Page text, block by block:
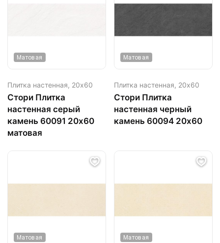
Матовая
Плитка настенная, 20х60
Стори Плитка
настенная серый
камень 60091 20х60
матовая
Матовая
Плитка настенная, 20х60
Стори Плитка
настенная черный
камень 60094 20х60
Матовая Матовая